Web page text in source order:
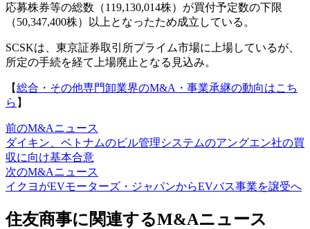
応募株券等の総数（119,130,014株）が買付予定数の下限
（50,347,400株）以上となったため成立している。
SCSKは、東京証券取引所プライム市場に上場しているが、
所定の手続を経て上場廃止となる見込み。
【総合・その他専門卸業界のM&A・事業承継の動向はこち
ら 】
前のM&Aニュース
ダイキン、ベトナムのビル管理システムのアングエン社の買
収に向け基本合意
次のM&Aニュース
イクヨがEVモーターズ・ジャパンからEVバス事業を譲受へ
住友商事に関連するM&Aニュース